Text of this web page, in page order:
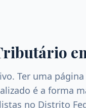
Ter uma página
é a forma
no Distrito